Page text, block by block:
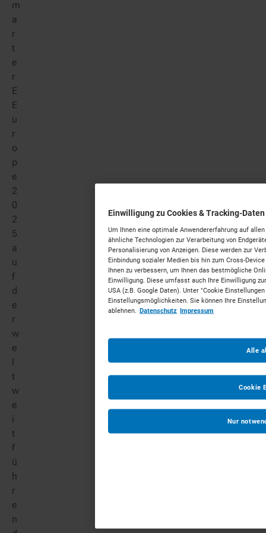
m
a
r
t
e
r
E
E
u
r
o
p
e
2
0
2
5
a
u
f
d
e
r
w
e
l
t
w
e
i
t
f
ü
h
r
e
n
Einwilligung zu Cookies & Tracking-Daten
Um Ihnen eine optimale Anwendererfahrung auf
ähnliche Technologien zur Verarbeitung von
Personalisierung von Anzeigen. Diese werden zur
Einbindung sozialer Medien bis hin zum Cross-
Ihnen zu verbessern, um Ihnen das bestmögliche
Einwilligung. Diese umfasst auch Ihre Einwilligung
USA (z.B. Google Daten). Unter "Cookie
Einstellungsmöglichkeiten. Sie können Ihre
ablehnen. Datenschutz Impressum
Nur
Alle
Cookie